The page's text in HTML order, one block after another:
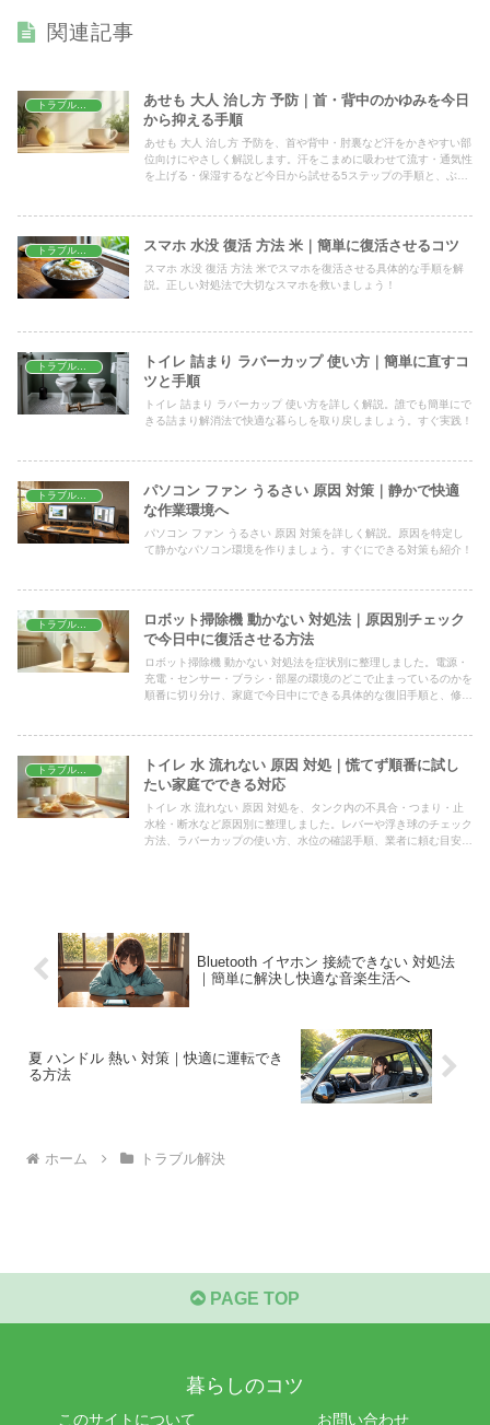
関連記事
トラブル解決
あせも 大人 治し方 予防｜首・背中のかゆみを今日
から抑える手順
あせも 大人 治し方 予防を、首や背中・肘裏など汗をかきやすい部
位向けにやさしく解説します。汗をこまめに吸わせて流す・通気性
を上げる・保湿するなど今日から試せる5ステップの手順と、ぶり
トラブル解決 スマホ 水没 復活 方法 米｜簡単に復活させるコツ
スマホ 水没 復活 方法 米でスマホを復活させる具体的な手順を解
説。正しい対処法で大切なスマホを救いましょう！
トイレ 詰まり ラバーカップ 使い方｜簡単に直すコ
ツと手順
トイレ 詰まり ラバーカップ 使い方を詳しく解説。誰でも簡単にで
きる詰まり解消法で快適な暮らしを取り戻しましょう。すぐ実践！
パソコン ファン うるさい 原因 対策｜静かで快適
な作業環境へ
パソコン ファン うるさい 原因 対策を詳しく解説。原因を特定し
て静かなパソコン環境を作りましょう。すぐにできる対策も紹介！
ロボット掃除機 動かない 対処法｜原因別チェック
で今日中に復活させる方法
ロボット掃除機 動かない 対処法を症状別に整理しました。電源・
充電・センサー・ブラシ・部屋の環境のどこで止まっているのかを
順番に切り分け、家庭で今日中にできる具体的な復旧手順と、修理
トイレ 水 流れない 原因 対処｜慌てず順番に試し
たい家庭でできる対応
トイレ 水 流れない 原因 対処を、タンク内の不具合・つまり・止
水栓・断水など原因別に整理しました。レバーや浮き球のチェック
方法、ラバーカップの使い方、水位の確認手順、業者に頼む目安ま
Bluetooth イヤホン 接続できない 対処法
｜簡単に解決し快適な音楽生活へ
夏 ハンドル 熱い 対策｜快適に運転でき
る方法
ホーム トラブル解決
PAGE TOP
暮らしのコツ
このサイトについて お問い合わせ